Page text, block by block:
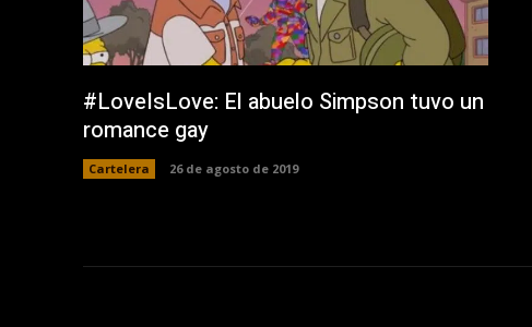
#LoveIsLove: El abuelo Simpson tuvo un
romance gay
Cartelera 26 de agosto de 2019